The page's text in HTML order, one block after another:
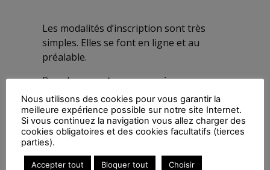
Les modalités d’inscription sont très
simples. Elles se font en ligne et au
préalable.
Pour lesagents commerciaux
adhérents de l’APAC,assistez à
l’Assemblée Générale et au Congrès.
Pour lesagents commerciaux non
adhérents de l’APAC,
Congrès.
Nous utilisons des cookies pour vous garantir la
meilleure expérience possible sur notre site Internet.
Si vous continuez la navigation vous allez charger des
cookies obligatoires et des cookies facultatifs (tierces
parties).
Accepter tout Bloquer tout Choisir